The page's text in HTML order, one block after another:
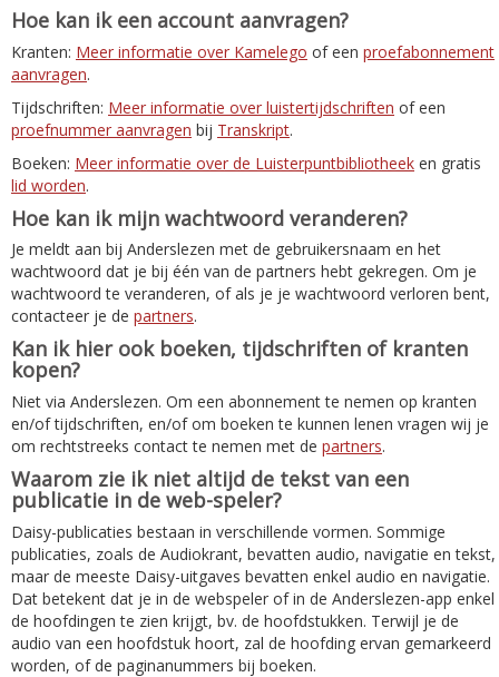
Hoe kan ik een account aanvragen?
Kranten: Meer informatie over Kamelego of een proefabonnement
aanvragen.
Tijdschriften: Meer informatie over luistertijdschriften of een
proefnummer aanvragen bij Transkript.
Boeken: Meer informatie over de Luisterpuntbibliotheek en gratis
lid worden.
Hoe kan ik mijn wachtwoord veranderen?
Je meldt aan bij Anderslezen met de gebruikersnaam en het
wachtwoord dat je bij één van de partners hebt gekregen. Om je
wachtwoord te veranderen, of als je je wachtwoord verloren bent,
contacteer je de partners.
Kan ik hier ook boeken, tijdschriften of kranten
kopen?
Niet via Anderslezen. Om een abonnement te nemen op kranten
en/of tijdschriften, en/of om boeken te kunnen lenen vragen wij je
om rechtstreeks contact te nemen met de partners.
Waarom zie ik niet altijd de tekst van een
publicatie in de web-speler?
Daisy-publicaties bestaan in verschillende vormen. Sommige
publicaties, zoals de Audiokrant, bevatten audio, navigatie en tekst,
maar de meeste Daisy-uitgaves bevatten enkel audio en navigatie.
Dat betekent dat je in de webspeler of in de Anderslezen-app enkel
de hoofdingen te zien krijgt, bv. de hoofdstukken. Terwijl je de
audio van een hoofdstuk hoort, zal de hoofding ervan gemarkeerd
worden, of de paginanummers bij boeken.